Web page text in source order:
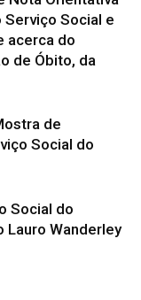
Social e
acerca do
de Óbito, da
de
Social do
Social do
Lauro Wanderley